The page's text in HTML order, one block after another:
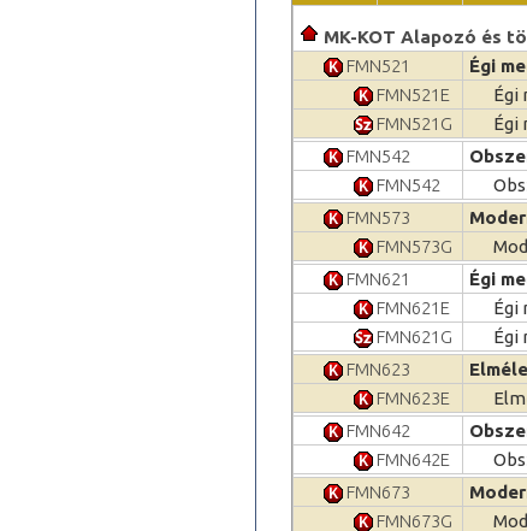
MK-KOT Alapozó és
FMN521
Égi
FMN521E
Égi
FMN521G
Égi
FMN542
FMN542
FMN573
FMN573G
FMN621
Égi
FMN621E
Égi
FMN621G
Égi
FMN623
FMN623E
FMN642
FMN642E
FMN673
FMN673G